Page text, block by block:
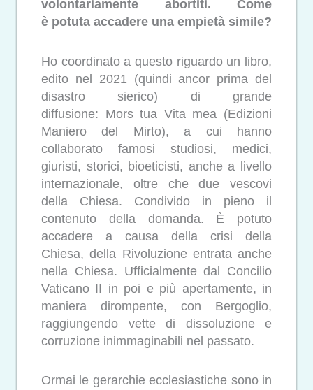
volontariamente abortiti. Come
è potuta accadere una empietà simile?
Ho coordinato a questo riguardo un libro,
edito nel 2021 (quindi ancor prima del
disastro sierico) di grande
diffusione: Mors tua Vita mea (Edizioni
Maniero del Mirto), a cui hanno
collaborato famosi studiosi, medici,
giuristi, storici, bioeticisti, anche a livello
internazionale, oltre che due vescovi
della Chiesa. Condivido in pieno il
contenuto della domanda. È potuto
accadere a causa della crisi della
Chiesa, della Rivoluzione entrata anche
nella Chiesa. Ufficialmente dal Concilio
Vaticano II in poi e più apertamente, in
maniera dirompente, con Bergoglio,
raggiungendo vette di dissoluzione e
corruzione inimmaginabili nel passato.
Ormai le gerarchie ecclesiastiche sono in